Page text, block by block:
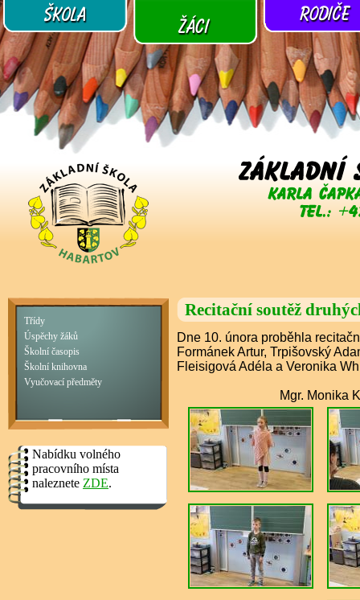
Třídy
Úspěchy žáků
Školní časopis
Školní knihovna
Vyučovací předměty
Nabídku volného
pracovního místa
naleznete ZDE.
Recitační soutěž
Dne 10. února proběhla
Formánek Artur, Trpišovský
Fleisigová Adéla a Veronika
Mgr. Monika